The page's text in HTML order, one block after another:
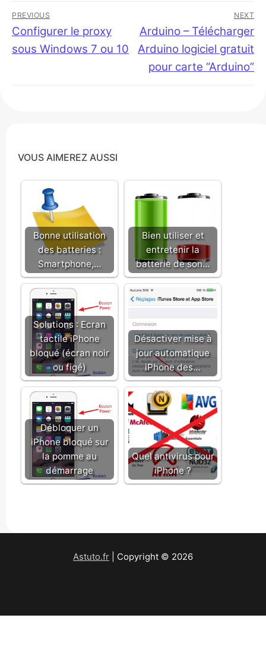
Navigation
de
l’article
PREVIOUS
Previous
post:
Configurer le proxy
sous Windows 7 ou 10
NEXT
Next
post:
Arduino – Télécharger
Arduino logiciel gratuit
pour carte “Arduino”
VOUS AIMEREZ AUSSI
Bonne utilisation
des batteries :
Smartphone,…
Bien utiliser et
entretenir la
batterie de son…
Solutions : Ecran
tactile iPhone
bloqué (écran noir
ou figé)
Désactiver mise à
jour automatique
iPhone des…
Débloquer un
iPhone bloqué sur
la pomme au
démarrage
Quel antivirus pour
iPhone ?
Astuto.fr | Copyright © 2026